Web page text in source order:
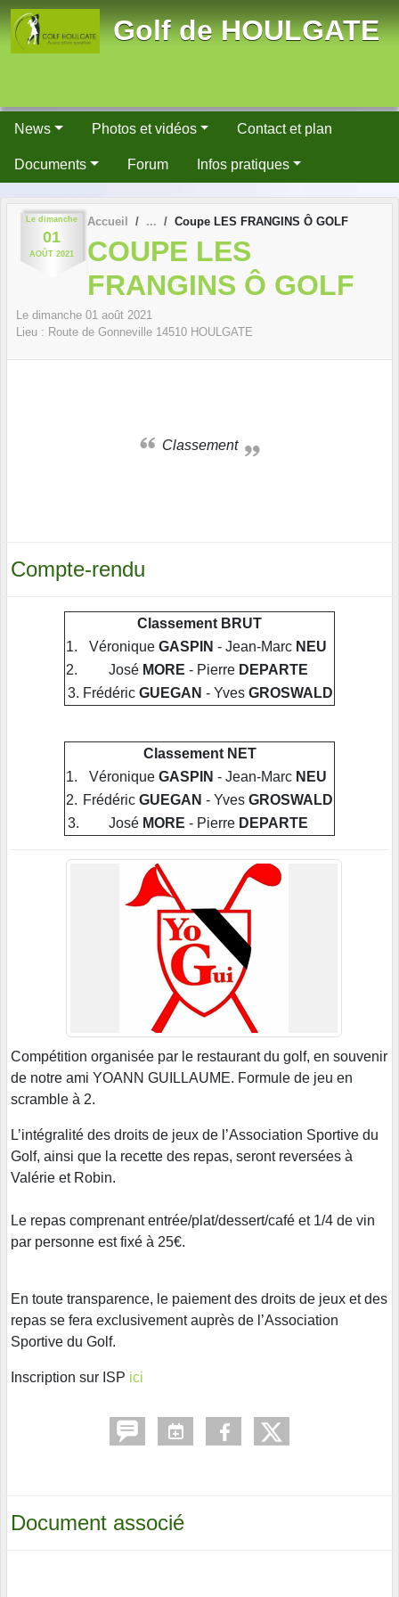
Golf de HOULGATE
News Photos et vidéos Contact et plan
Documents Forum Infos pratiques
Le dimanche
01
AOÛT 2021
Accueil Coupe LES FRANGINS Ô GOLF
COUPE LES
FRANGINS Ô GOLF
Le dimanche 01 août 2021
Lieu : Route de Gonneville 14510 HOULGATE
Classement
Compte-rendu
Classement BRUT
1.
Véronique GASPIN - Jean-Marc NEU
2.
José MORE - Pierre DEPARTE
3. Frédéric GUEGAN - Yves GROSWALD
Classement NET
1.
Véronique GASPIN - Jean-Marc NEU
2. Frédéric GUEGAN - Yves GROSWALD
3.
José MORE - Pierre DEPARTE
Compétition organisée par le restaurant du golf, en souvenir
de notre ami YOANN GUILLAUME. Formule de jeu en
scramble à 2.
L’intégralité des droits de jeux de l’Association Sportive du
Golf, ainsi que la recette des repas, seront reversées à
Valérie et Robin.
Le repas comprenant entrée/plat/dessert/café et 1/4 de vin
par personne est fixé à 25€.
En toute transparence, le paiement des droits de jeux et des
repas se fera exclusivement auprès de l’Association
Sportive du Golf.
Inscription sur ISP ici
Document associé
Panneau de gestion des cookies